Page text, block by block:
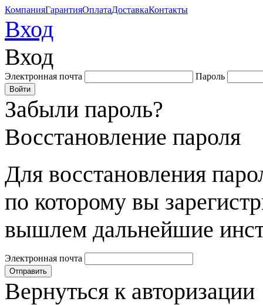
КомпанияГарантияОплатаДоставкаКонтакты
Вход
Вход
Электронная почта Пароль
Забыли пароль?
Восстановление пароля
Для восстановления
по которому вы
вышлем дальнейшие
Электронная почта
Вернуться к авторизации